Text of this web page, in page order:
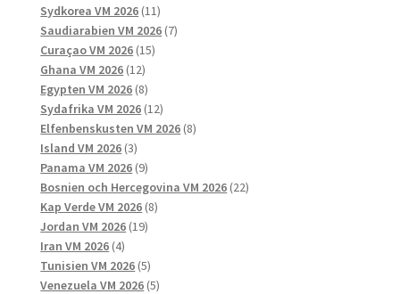
produkter
Sydkorea VM 2026 1111
produkter
Saudiarabien VM 2026 77
Curaçao VM 2026 1515
Ghana VM 2026 1212
produkter
Egypten VM 2026 88
produkter
Sydafrika VM 2026 1212
produkter
Elfenbenskusten VM 2026 88
Island VM 2026 33
produkter
Panama VM 2026 99
produkter
Bosnien och Hercegovina VM 2026 2222
Kap Verde VM 2026 88
Jordan VM 2026 1919
Iran VM 2026 44
produkter
Tunisien VM 2026 55
produkter
Venezuela VM 2026 55